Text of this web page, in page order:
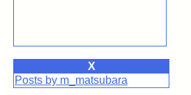
X
Posts by m_matsubara